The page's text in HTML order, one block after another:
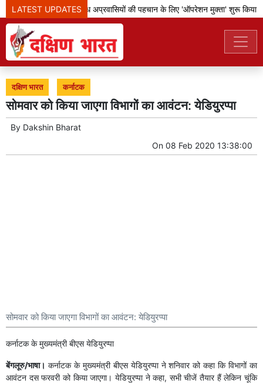
LATEST UPDATES
बेंगलूरु पुलिस ने अवैध अप्रवासियों की पहचान के लिए 'ऑपरेशन मुक्ता' शुरू किया
दक्षिण भारत कर्नाटक
सोमवार को किया जाएगा विभागों का आवंटन: येडियुरप्पा
By Dakshin Bharat
On 08 Feb 2020 13:38:00
सोमवार को किया जाएगा विभागों का आवंटन: येडियुरप्पा
कर्नाटक के मुख्यमंत्री बीएस येडियुरप्पा
बेंगलूरु/भाषा। कर्नाटक के मुख्यमंत्री बीएस येडियुरप्पा ने शनिवार को कहा कि विभागों का
आवंटन दस फरवरी को किया जाएगा। येडियुरप्पा ने कहा, सभी चीजें तैयार हैं लेकिन चूंकि